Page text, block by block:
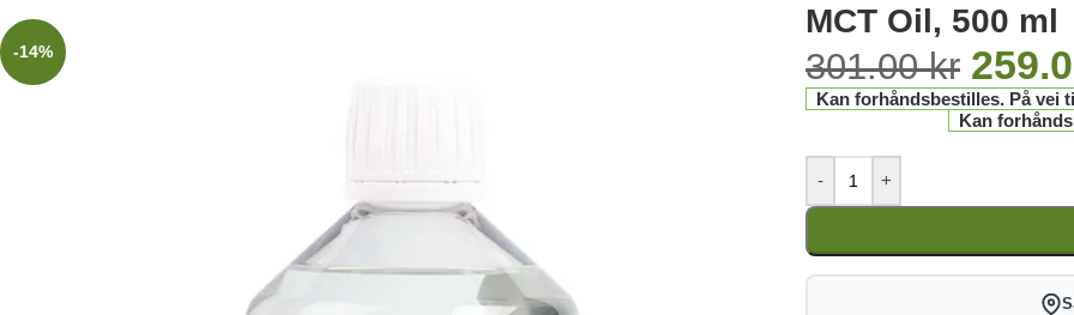
-14%
MCT Oil, 500 ml
301.00kr
Kan forhåndsbestilles. På vei
Kan
- +